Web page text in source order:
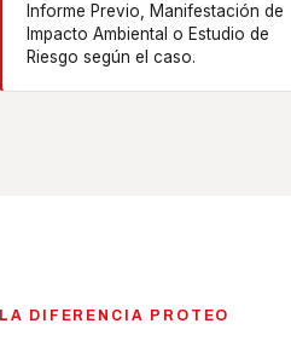
Informe Previo, Manifestación de
Impacto Ambiental o Estudio de
Riesgo según el caso.
LA DIFERENCIA PROTEO